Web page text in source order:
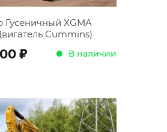
Гусеничный XGMA
Cummins)
; В наличии